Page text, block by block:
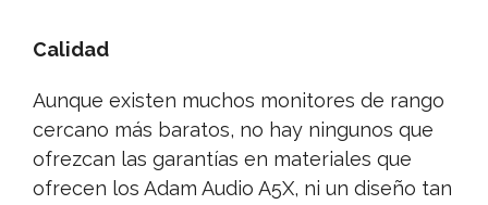
Calidad
Aunque existen muchos monitores de rango
cercano más baratos, no hay ningunos que
ofrezcan las garantías en materiales que
ofrecen los Adam Audio A5X, ni un diseño tan